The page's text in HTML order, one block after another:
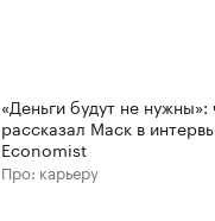
«Деньги будут не нужны»:
рассказал Маск в
Economist
Про: карьеру